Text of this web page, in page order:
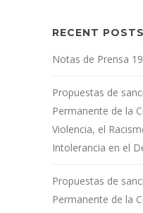
RECENT POSTS
Notas de Prensa
Propuestas de
Permanente de la
Violencia, el
Intolerancia en el
Propuestas de
Permanente de la